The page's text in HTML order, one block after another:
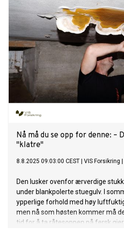
Nå må du se opp for denne: –
"klatre"
8.8.2025 09:03:00 CEST VIS Forsikring
Den lusker ovenfor ærverdige
under blankpolerte stuegulv. I
ypperlige forhold med høy
men nå som høsten kommer må
tid for å ta råtesoppen på fersk